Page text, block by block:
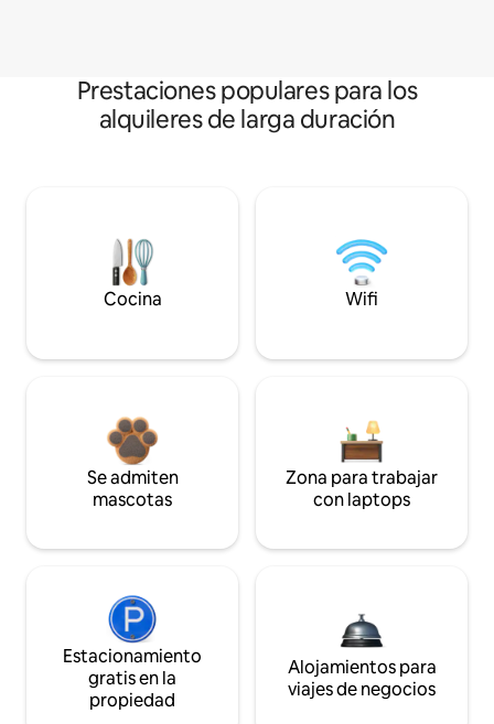
Prestaciones populares para los
alquileres de larga duración
Cocina Wifi
Se admiten
mascotas
Zona para trabajar
con laptops
Estacionamiento
gratis en la
propiedad
Alojamientos para
viajes de negocios